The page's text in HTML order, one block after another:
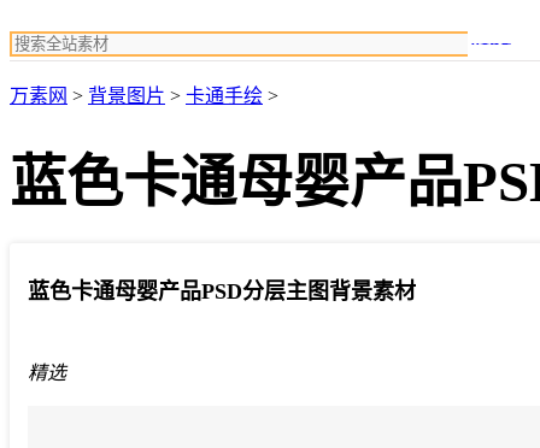
万素网 > 背景图片 > 卡通手绘 >
蓝色卡通母婴产品
蓝色卡通母婴产品PSD分层主图背景素材
精选